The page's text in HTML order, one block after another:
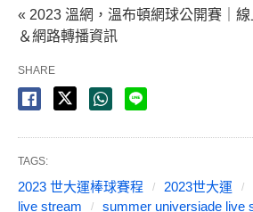
« 2023 溫網，溫布頓網球公開賽｜
＆網路轉播資訊
SHARE
TAGS:
2023 世大運棒球賽程 2023世大運
live stream
summer universiade live